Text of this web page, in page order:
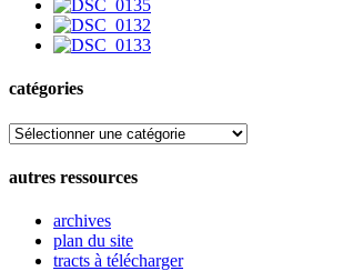
catégories
catégories
autres ressources
archives
plan du site
tracts à télécharger